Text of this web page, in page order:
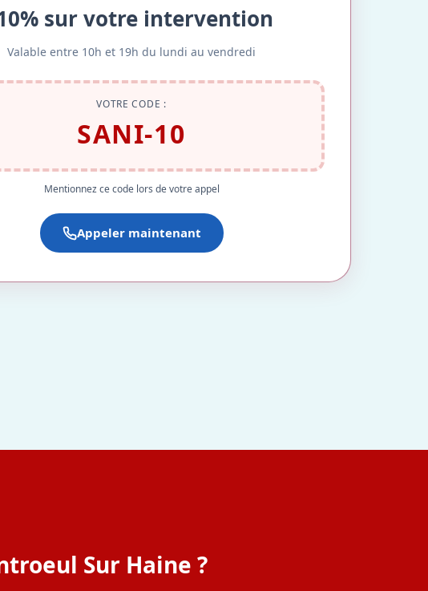
sur votre intervention
Valable entre 10h et 19h du lundi au vendredi
VOTRE CODE :
SANI-10
Mentionnez ce code lors de votre appel
Appeler maintenant
Sur Haine ?